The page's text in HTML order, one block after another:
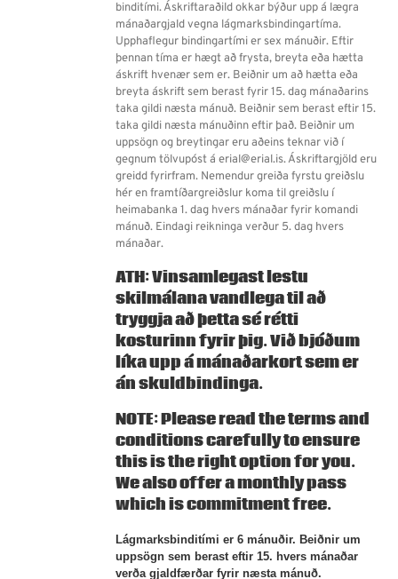
binditími. Áskriftaraðild okkar býður upp á lægra
mánaðargjald vegna lágmarksbindingartíma.
Upphaflegur bindingartími er sex mánuðir. Eftir
þennan tíma er hægt að frysta, breyta eða hætta
áskrift hvenær sem er. Beiðnir um að hætta eða
breyta áskrift sem berast fyrir 15. dag mánaðarins
taka gildi næsta mánuð. Beiðnir sem berast eftir 15.
taka gildi næsta mánuðinn eftir það. Beiðnir um
uppsögn og breytingar eru aðeins teknar við í
gegnum tölvupóst á erial@erial.is. Áskriftargjöld eru
greidd fyrirfram. Nemendur greiða fyrstu greiðslu
hér en framtíðargreiðslur koma til greiðslu í
heimabanka 1. dag hvers mánaðar fyrir komandi
mánuð. Eindagi reikninga verður 5. dag hvers
mánaðar.
ATH: Vinsamlegast lestu
skilmálana vandlega til að
tryggja að þetta sé rétti
kosturinn fyrir þig. Við bjóðum
líka upp ámánaðarkortsem er
án skuldbindinga.
NOTE: Please read the terms and
conditions carefully to ensure
this is the right option for you.
We also offer amonthly pass
which is commitment free.
Lágmarksbinditími er 6 mánuðir. Beiðnir um
uppsögn sem berast eftir 15. hvers mánaðar
verða gjaldfærðar fyrir næsta mánuð.